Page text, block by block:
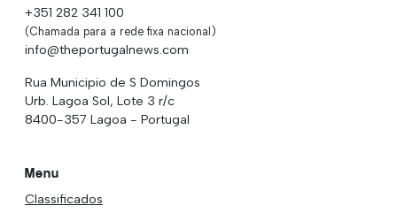
+351 282 341 100
(Chamada para a rede fixa nacional)
info@theportugalnews.com
Rua Municipio de S Domingos
Urb. Lagoa Sol, Lote 3 r/c
8400-357 Lagoa - Portugal
Menu
Classificados